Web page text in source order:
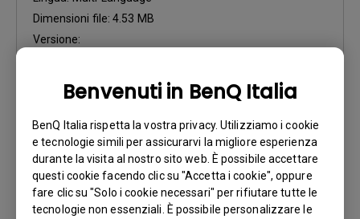
Benvenuti in BenQ Italia
BenQ Italia rispetta la vostra privacy. Utilizziamo i cookie
e tecnologie simili per assicurarvi la migliore esperienza
durante la visita al nostro sito web. È possibile accettare
questi cookie facendo clic su "Accetta i cookie", oppure
fare clic su "Solo i cookie necessari" per rifiutare tutte le
tecnologie non essenziali. È possibile personalizzare le
Dimensioni file: 4.53 MB
Versione:
Anteprima
Manuale utente
Manuale Utente